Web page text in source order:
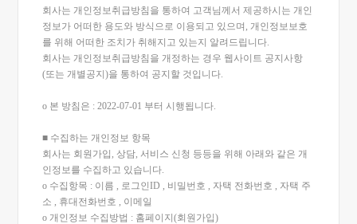
회사는 개인정보취급방침을 통하여 고객님께서 제공하시는 개인
정보가 어떠한 용도와 방식으로 이용되고 있으며, 개인정보보호
를 위해 어떠한 조치가 취해지고 있는지 알려드립니다.
회사는 개인정보취급방침을 개정하는 경우 웹사이트 공지사항
(또는 개별공지)을 통하여 공지할 것입니다.
ο 본 방침은 : 2022-07-01 부터 시행됩니다.
■ 수집하는 개인정보 항목
회사는 회원가입, 상담, 서비스 신청 등등을 위해 아래와 같은 개
인정보를 수집하고 있습니다.
ο 수집항목 : 이름 , 로그인ID , 비밀번호 , 자택 전화번호 , 자택 주
소 , 휴대전화번호 , 이메일
ο 개인정보 수집방법 : 홈페이지(회원가입)